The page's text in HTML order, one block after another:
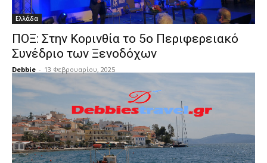
Ελλάδα
ΠΟΞ: Στην Κορινθία το 5ο Περιφερειακό
Συνέδριο των Ξενοδόχων
Debbie - 13 Φεβρουαρίου, 2025